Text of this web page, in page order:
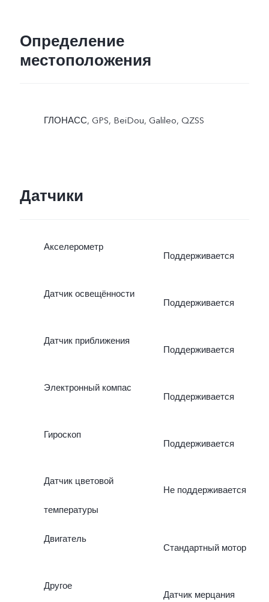
Определение
местоположения
ГЛОНАСС, GPS, BeiDou, Galileo, QZSS
Датчики
Акселерометр
Поддерживается
Датчик освещённости
Поддерживается
Датчик приближения
Поддерживается
Электронный компас
Поддерживается
Гироскоп
Поддерживается
Датчик цветовой
температуры
Не поддерживается
Двигатель
Стандартный мотор
Другое
Датчик мерцания